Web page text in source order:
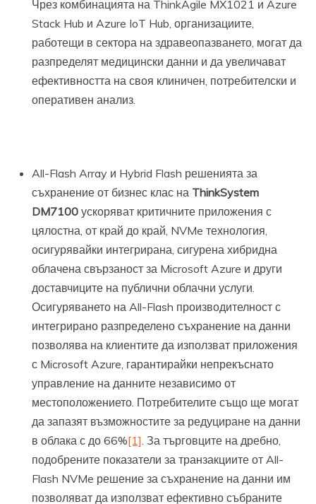
Чрез комбинацията на ThinkAgile MX1021 и Azure
Stack Hub и Azure IoT Hub, организациите,
работещи в сектора на здравеопазването, могат да
разпределят медицински данни и да увеличават
ефективността на своя клиничен, потребителски и
оперативен анализ.
All-Flash Array и Hybrid Flash решенията за
съхранение от бизнес клас на ThinkSystem
DM7100 ускоряват критичните приложения с
цялостна, от край до край, NVMe технология,
осигурявайки интегрирана, сигурена хибридна
облачена свързаност за Microsoft Azure и други
доставчиците на публични облачни услуги.
Осигуряването на All-Flash производителност с
интегрирано разпределено съхранение на данни
позволява на клиентите да използват приложения
с Microsoft Azure, гарантирайки непрекъснато
управление на данните независимо от
местоположението. Потребителите също ще могат
да запазят възможностите за редуциране на данни
в облака с до 66%[1]. За търговците на дребно,
подобрените показатели за транзакциите от All-
Flash NVMe решение за съхранение на данни им
позволяват да използват ефективно събраните